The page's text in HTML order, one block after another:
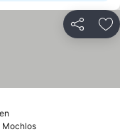
Teilen
Mochlos